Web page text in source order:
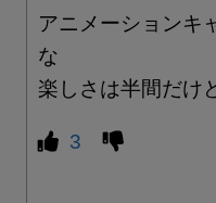
アニメーションキ
な
楽しさは半間だけ
3